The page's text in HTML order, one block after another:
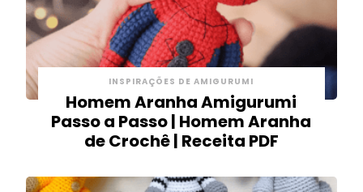
INSPIRAÇÕES DE AMIGURUMI
Homem Aranha Amigurumi
Passo a Passo | Homem Aranha
de Crochê | Receita PDF